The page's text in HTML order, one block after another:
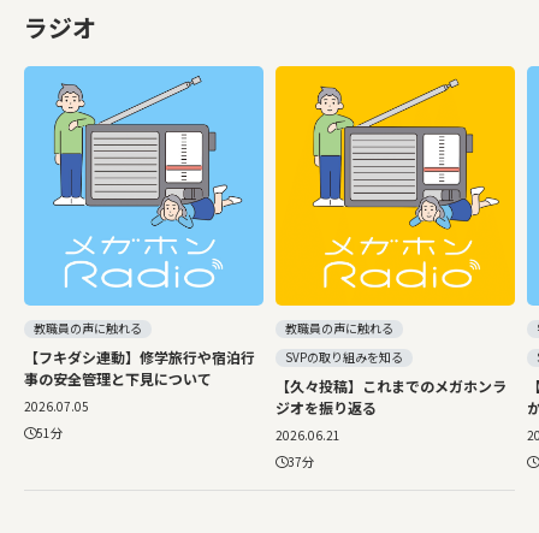
ラジオ
教職員の声に触れる
【フキダシ連動】修学旅行や宿泊行
事の安全管理と下見について
2026.07.05
51分
教職員の声に触れる
SVPの取り組みを知る
【久々投稿】これまでのメガホンラ
ジオを振り返る
2026.06.21
37分